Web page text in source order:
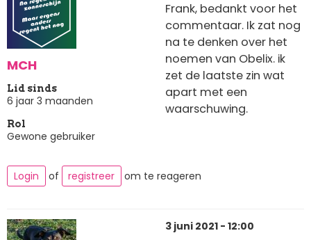
MCH
Lid sinds
6 jaar 3 maanden
Rol
Gewone gebruiker
Frank, bedankt voor het
commentaar. Ik zat nog
na te denken over het
noemen van Obelix. ik
zet de laatste zin wat
apart met een
waarschuwing.
Login of registreer om te reageren
3 juni 2021 - 12:00